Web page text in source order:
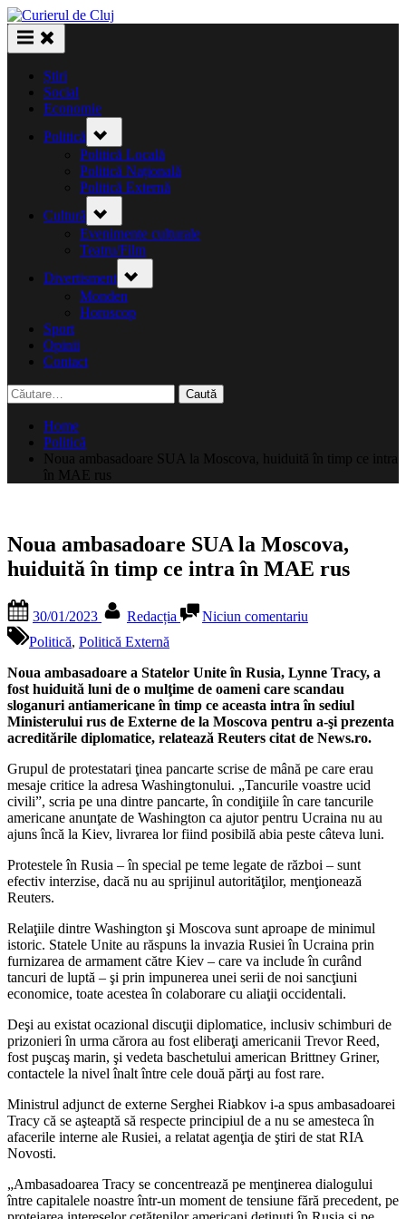
Skip
to
content
Știri
Social
Economie
Politică
sub-
menu
Politică Locală
Politică Națională
Politică Externă
Cultură
sub-
menu
Evenimente culturale
Teatru/Film
Divertisment sub-
menu
Monden
Horoscop
Sport
Opinii
Contact
Caută
după:
Home
Politică
Noua ambasadoare SUA la Moscova, huiduită în timp ce intra
în MAE rus
Noua ambasadoare SUA la Moscova,
huiduită în timp ce intra în MAE rus
on
30/01/2023 Redacția Niciun comentariuNoua
la
Moscova,
huiduită
în
timp
intra
în
MAE
rus
Politică, Politică Externă
Noua ambasadoare a Statelor Unite în Rusia, Lynne Tracy, a
fost huiduită luni de o mulţime de oameni care scandau
sloganuri antiamericane în timp ce aceasta intra în sediul
Ministerului rus de Externe de la Moscova pentru a-şi prezenta
acreditările diplomatice, relatează Reuters citat de News.ro.
Grupul de protestatari ţinea pancarte scrise de mână pe care erau
mesaje critice la adresa Washingtonului. „Tancurile voastre ucid
civili”, scria pe una dintre pancarte, în condiţiile în care tancurile
americane anunţate de Washington ca ajutor pentru Ucraina nu au
ajuns încă la Kiev, livrarea lor fiind posibilă abia peste câteva luni.
Protestele în Rusia – în special pe teme legate de război – sunt
efectiv interzise, dacă nu au sprijinul autorităţilor, menţionează
Reuters.
Relaţiile dintre Washington şi Moscova sunt aproape de minimul
istoric. Statele Unite au răspuns la invazia Rusiei în Ucraina prin
furnizarea de armament către Kiev – care va include în curând
tancuri de luptă – şi prin impunerea unei serii de noi sancţiuni
economice, toate acestea în colaborare cu aliaţii occidentali.
Deşi au existat ocazional discuţii diplomatice, inclusiv schimburi de
prizonieri în urma cărora au fost eliberaţi americanii Trevor Reed,
fost puşcaş marin, şi vedeta baschetului american Brittney Griner,
contactele la nivel înalt între cele două părţi au fost rare.
Ministrul adjunct de externe Serghei Riabkov i-a spus ambasadoarei
Tracy că se aşteaptă să respecte principiul de a nu se amesteca în
afacerile interne ale Rusiei, a relatat agenţia de ştiri de stat RIA
Novosti.
„Ambasadoarea Tracy se concentrează pe menţinerea dialogului
între capitalele noastre într-un moment de tensiune fără precedent, pe